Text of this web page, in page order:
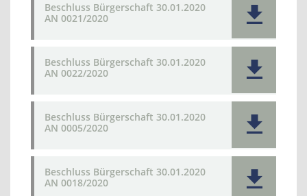
Beschluss Bürgerschaft 30.01.2020
AN 0021/2020
Beschluss Bürgerschaft 30.01.2020
AN 0022/2020
Beschluss Bürgerschaft 30.01.2020
AN 0005/2020
Beschluss Bürgerschaft 30.01.2020
AN 0018/2020